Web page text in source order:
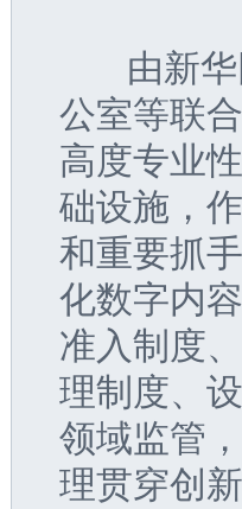
由新华
公室等联
高度专业
础设施，
和重要抓
化数字内
准入制度
理制度、
领域监管
理贯穿创